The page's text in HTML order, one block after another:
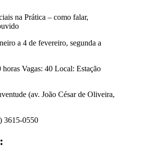
na Prática – como falar,
a 4 de fevereiro, segunda a
Vagas: 40 Local: Estação
(av. João César de Oliveira,
3615-0550